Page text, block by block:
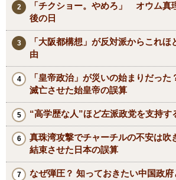
「チクショー。やめろ」 オウム真
後の日
「大阪都構想」が反対派からこれ
由
「皇帝政治」が災いの始まりだっ
滅亡させた始皇帝の誤算
“高学歴な人”ほど左派政党を支持す
真珠湾攻撃でチャーチルの不安は吹
結束させた日本の誤算
なぜ弾圧？ 知っておきたい中国政府